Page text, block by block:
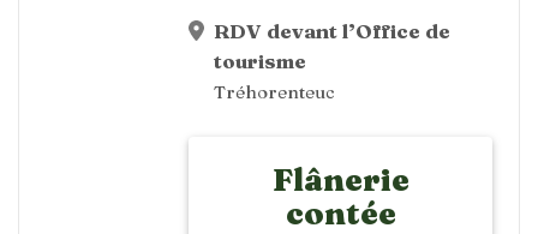
RDV devant l’Office de
tourisme
Tréhorenteuc
Flânerie
contée